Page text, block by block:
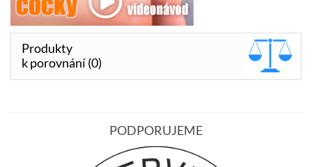
Produkty
k porovnání (0)
PODPORUJEME